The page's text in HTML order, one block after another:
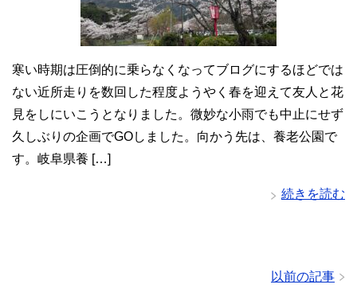
寒い時期は圧倒的に乗らなくなってブログにするほどでは
ない近所走りを数回した程度ようやく春を迎えて友人と花
見をしにいこうとなりました。微妙な小雨でも中止にせず
久しぶりの企画でGOしました。向かう先は、養老公園で
す。岐阜県養 […]
続きを読む
以前の記事